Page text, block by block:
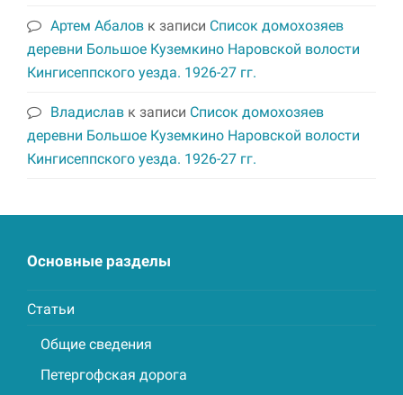
Артем Абалов к записи Список домохозяев
деревни Большое Куземкино Наровской волости
Кингисеппского уезда. 1926-27 гг.
Владислав к записи Список домохозяев
деревни Большое Куземкино Наровской волости
Кингисеппского уезда. 1926-27 гг.
Основные разделы
Статьи
Общие сведения
Петергофская дорога